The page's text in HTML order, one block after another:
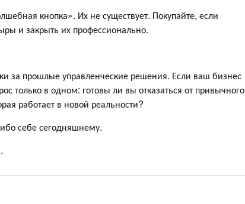
кнопка». Их не существует. Покупайте, если
и закрыть их профессионально.
за прошлые управленческие решения. Если ваш бизнес
только в одном: готовы ли вы отказаться от привычного
работает в новой реальности?
себе сегодняшнему.